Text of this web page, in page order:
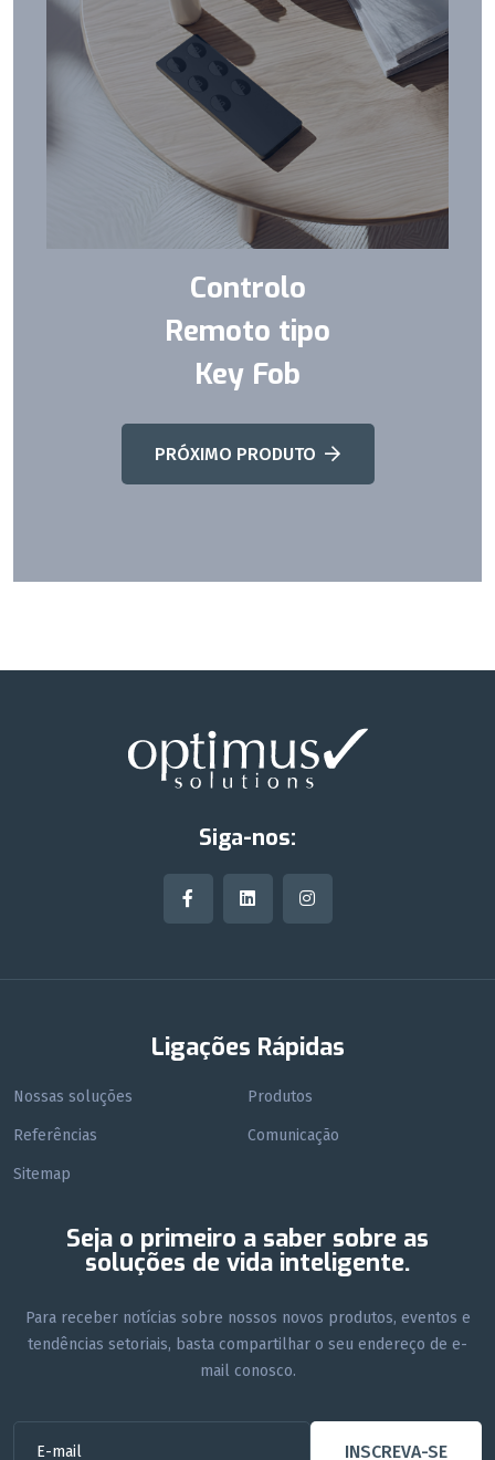
Controlo
Remoto tipo
Key Fob
PRÓXIMO PRODUTO
Siga-nos:
Ligações Rápidas
Nossas soluções Produtos
Referências Comunicação
Sitemap
Seja o primeiro a saber sobre as
soluções de vida inteligente.
Para receber notícias sobre nossos novos produtos, eventos e
tendências setoriais, basta compartilhar o seu endereço de e-
mail conosco.
INSCREVA-SE